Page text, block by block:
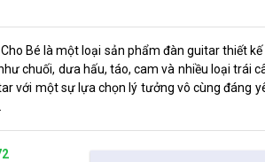
Bé là một loại sản phẩm đàn guitar thiết
chuối, dưa hấu, táo, cam và nhiều loại trái
với một sự lựa chọn lý tưởng vô cùng đáng